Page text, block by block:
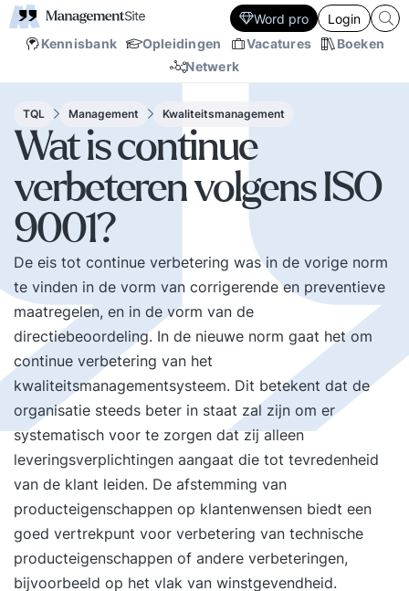
Kennisbank Opleidingen Vacatures
Boeken
Netwerk
Word pro Login
TQL Management Kwaliteitsmanagement
Wat is continue
verbeteren volgens ISO
9001?
De eis tot continue verbetering was in de vorige norm
te vinden in de vorm van corrigerende en preventieve
maatregelen, en in de vorm van de
directiebeoordeling. In de nieuwe norm gaat het om
continue verbetering van het
kwaliteitsmanagementsysteem. Dit betekent dat de
organisatie steeds beter in staat zal zijn om er
systematisch voor te zorgen dat zij alleen
leveringsverplichtingen aangaat die tot tevredenheid
van de klant leiden. De afstemming van
producteigenschappen op klantenwensen biedt een
goed vertrekpunt voor verbetering van technische
producteigenschappen of andere verbeteringen,
bijvoorbeeld op het vlak van winstgevendheid.